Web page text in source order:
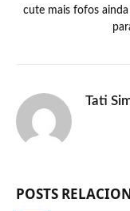
cute mais fofos
Tati
POSTS